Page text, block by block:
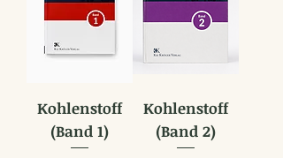
Kohlenstoff
(Band 1)
Kohlenstoff
(Band 2)